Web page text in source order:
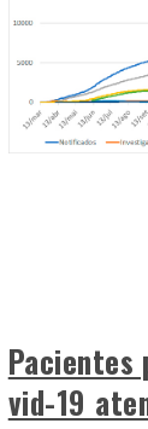
Pacientes
vid-19